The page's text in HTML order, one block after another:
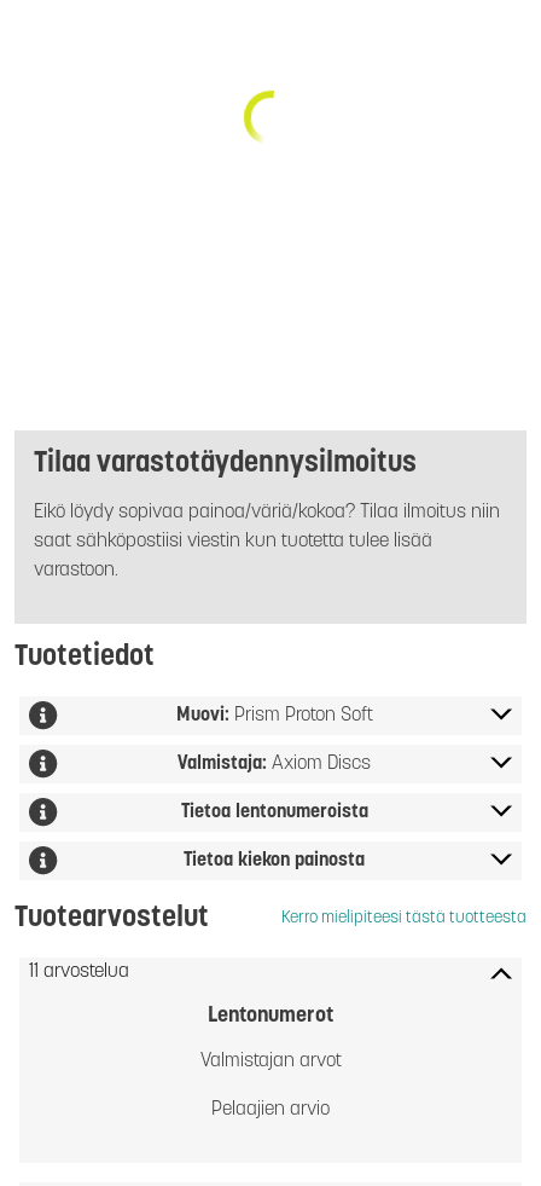
Tilaa varastotäydennysilmoitus
Eikö löydy sopivaa painoa/väriä/kokoa? Tilaa ilmoitus niin
saat sähköpostiisi viestin kun tuotetta tulee lisää
varastoon.
Tuotetiedot
Muovi: Prism Proton Soft
Valmistaja: Axiom Discs
Tietoa lentonumeroista
Tietoa kiekon painosta
Tuotearvostelut Kerro mielipiteesi tästä tuotteesta
11 arvostelua
Lentonumerot
Valmistajan arvot
Pelaajien arvio